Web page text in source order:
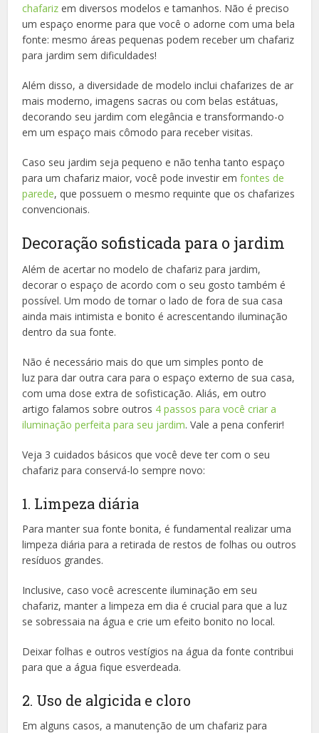
chafariz em diversos modelos e tamanhos. Não é preciso
um espaço enorme para que você o adorne com uma bela
fonte: mesmo áreas pequenas podem receber um chafariz
para jardim sem dificuldades!
Além disso, a diversidade de modelo inclui chafarizes de ar
mais moderno, imagens sacras ou com belas estátuas,
decorando seu jardim com elegância e transformando-o
em um espaço mais cômodo para receber visitas.
Caso seu jardim seja pequeno e não tenha tanto espaço
para um chafariz maior, você pode investir emfontes de
parede, que possuem o mesmo requinte que os chafarizes
convencionais.
Decoração sofisticada para o jardim
Além de acertar no modelo de chafariz para jardim,
decorar o espaço de acordo com o seu gosto também é
possível. Um modo de tornar o lado de fora de sua casa
ainda mais intimista e bonito é acrescentando iluminação
dentro da sua fonte.
Não é necessário mais do que um simples ponto de
luz para dar outra cara para o espaço externo de sua casa,
com uma dose extra de sofisticação. Aliás, em outro
artigo falamos sobre outros 4 passos para você criar a
iluminação perfeita para seu jardim. Vale a pena conferir!
Veja 3 cuidados básicos que você deve ter com o seu
chafariz para conservá-lo sempre novo:
1. Limpeza diária
Para manter sua fonte bonita, é fundamental realizar uma
limpeza diária para a retirada de restos de folhas ou outros
resíduos grandes.
Inclusive, caso você acrescente iluminação em seu
chafariz, manter a limpeza em dia é crucial para que a luz
se sobressaia na água e crie um efeito bonito no local.
Deixar folhas e outros vestígios na água da fonte contribui
para que a água fique esverdeada.
2. Uso de algicida e cloro
Em alguns casos, a manutenção de um chafariz para